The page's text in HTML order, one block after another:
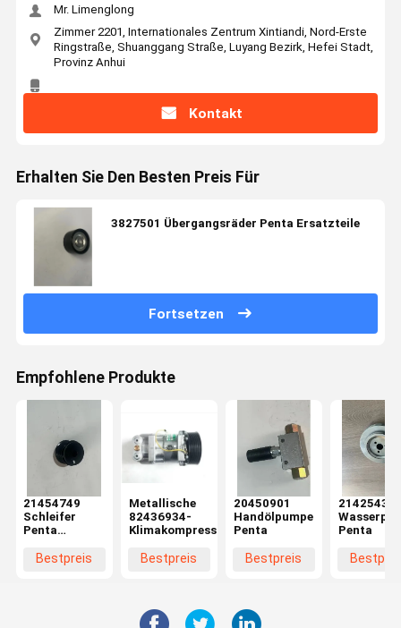
Mr. Limenglong
Zimmer 2201, Internationales Zentrum Xintiandi, Nord-Erste
Ringstraße, Shuanggang Straße, Luyang Bezirk, Hefei Stadt,
Provinz Anhui
Kontakt
Erhalten Sie Den Besten Preis Für
3827501 Übergangsräder Penta Ersatzteile
Fortsetzen
Empfohlene Produkte
21454749
Schleifer
Penta
Bestpreis
Metallische
82436934-
Klimakompressor
Bestpreis
20450901
Handölpumpe
Penta
Bestpreis
21425431
Penta